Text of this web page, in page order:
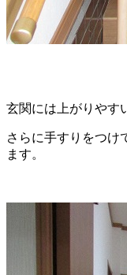
玄関には上がりやす
さらに手すりをつけ
ます。